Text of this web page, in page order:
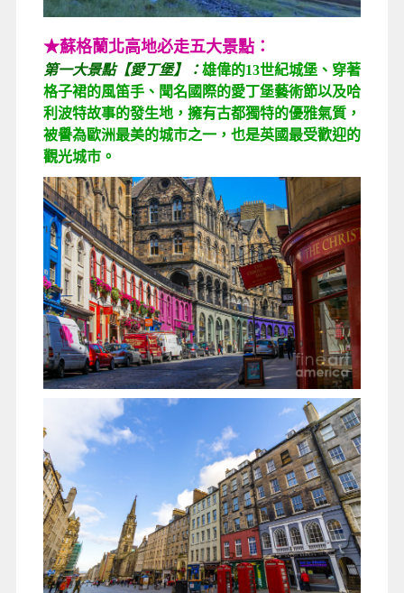
★蘇格蘭北高地必走五大景點：
第一大景點【愛丁堡】：雄偉的13世紀城堡、穿著
格子裙的風笛手、聞名國際的愛丁堡藝術節以及哈
利波特故事的發生地，擁有古都獨特的優雅氣質，
被譽為歐洲最美的城市之一，也是英國最受歡迎的
觀光城市。